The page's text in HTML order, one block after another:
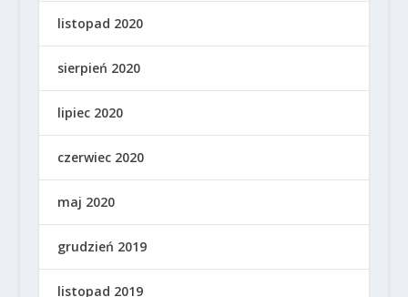
listopad 2020
sierpień 2020
lipiec 2020
czerwiec 2020
maj 2020
grudzień 2019
listopad 2019